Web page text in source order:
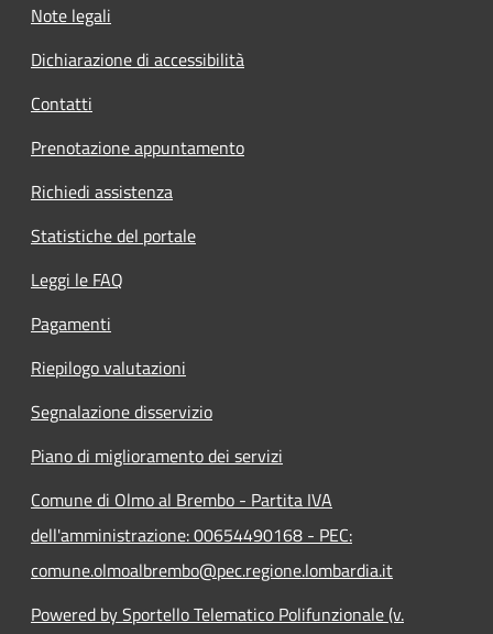
Note legali
Dichiarazione di accessibilità
Contatti
Prenotazione appuntamento
Richiedi assistenza
Statistiche del portale
Leggi le FAQ
Pagamenti
Riepilogo valutazioni
Segnalazione disservizio
Piano di miglioramento dei servizi
Comune di Olmo al Brembo - Partita IVA
dell'amministrazione: 00654490168 - PEC:
comune.olmoalbrembo@pec.regione.lombardia.it
Powered by Sportello Telematico Polifunzionale (v.